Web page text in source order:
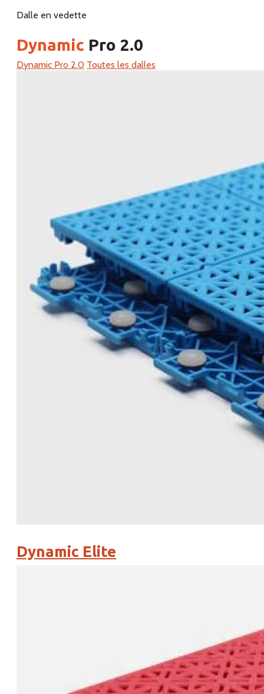
Dalle en vedette
Dynamic Pro 2.0
Dynamic Pro 2.0 Toutes les dalles
Dynamic Elite